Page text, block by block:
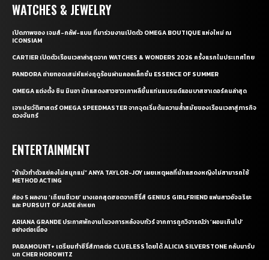
WATCHES & JEWELRY
เปิดภาพของ เจมส์-กลัฟ-แบม ที่มาร่วมงานเปิดตัว OMEGA BOUTIQUE แห่งใหม่ ณ
ICONSIAM
CARTIER เปิดตัวเรือนเวลาล่าสุดจาก WATCHES & WONDERS 2026 ครั้งแรกในประเทศไทย
PANDORA ถ่ายทอดเสน่ห์แห่งฤดูร้อนผ่านคอลเล็กชั่น ESSENCE OF SUMMER
OMEGA แต่งตั้ง ชิน มินอา นักแสดงสาวชาวเกาหลีขึ้นแท่นแบรนด์แอมบาสซาเดอร์คนล่าสุด
เจาะประวัติศาสตร์ OMEGA SPEEDMASTER จากจุดเริ่มต้นความล้ำสมัยของเรือนเวลาสู่ภารกิจ
ดวงจันทร์
ENTERTAINMENT
“ถ้ามัวทำตัวแย่คงไม่สนุกแน่” ANYA TAYLOR-JOY เผยเหตุผลที่นักแสดงหญิงไม่สามารถใช้
METHOD ACTING
ส่อง 5 ผลงาน ‘เถียนซีเวย’ นางเอกสุดฮอตจากซีรี่ส์ GENIUS GIRLFRIEND แฟนสาวอัจฉริยะ
และ PURSUIT OF JADE ล่าหยก
ARIANA GRANDE ประกาศพักงานในวงการหลังจบทัวร์ จากการถูกวิจารณ์ว่า ‘ผอมเกินไป’
อย่างต่อเนื่อง
PARAMOUNT+ เตรียมทำซีรี่ส์ภาคต่อ CLUELESS โดยได้ ALICIA SILVERSTONE กลับมารับ
บท CHER HOROWITZ